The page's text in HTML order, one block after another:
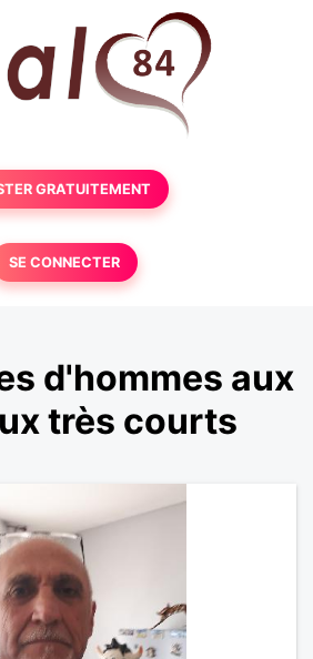
GRATUITEMENT
SE CONNECTER
d'hommes aux
très courts